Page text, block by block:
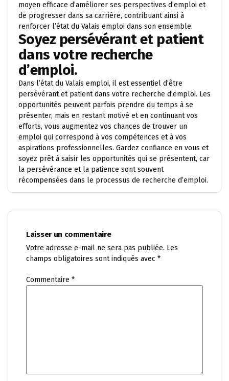
moyen efficace d’améliorer ses perspectives d’emploi et
de progresser dans sa carrière, contribuant ainsi à
renforcer l’état du Valais emploi dans son ensemble.
Soyez persévérant et patient
dans votre recherche
d’emploi.
Dans l’état du Valais emploi, il est essentiel d’être
persévérant et patient dans votre recherche d’emploi. Les
opportunités peuvent parfois prendre du temps à se
présenter, mais en restant motivé et en continuant vos
efforts, vous augmentez vos chances de trouver un
emploi qui correspond à vos compétences et à vos
aspirations professionnelles. Gardez confiance en vous et
soyez prêt à saisir les opportunités qui se présentent, car
la persévérance et la patience sont souvent
récompensées dans le processus de recherche d’emploi.
Laisser un commentaire
Votre adresse e-mail ne sera pas publiée. Les
champs obligatoires sont indiqués avec *
Commentaire *